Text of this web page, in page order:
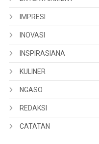
IMPRESI
INOVASI
INSPIRASIANA
KULINER
NGASO
REDAKSI
CATATAN